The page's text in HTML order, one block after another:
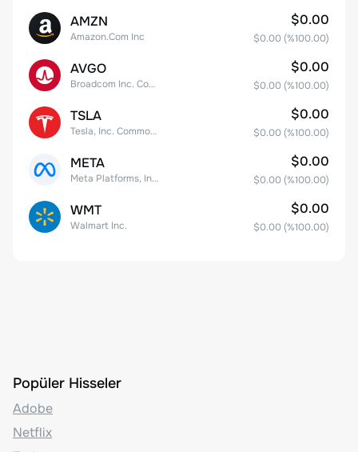
AMZN
Amazon.Com Inc
$0.00
$0.00 (%100.00)
AVGO
Broadcom Inc. Common Stock
$0.00
$0.00 (%100.00)
TSLA
Tesla, Inc. Common Stock
$0.00
$0.00 (%100.00)
META
Meta Platforms, Inc. Class A Common Stock
$0.00
$0.00 (%100.00)
WMT
Walmart Inc.
$0.00
$0.00 (%100.00)
Popüler Hisseler
Adobe
Netflix